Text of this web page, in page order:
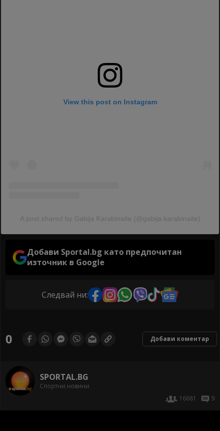
View this post on Instagram
A post shared by Gabija Karabinaite (@gabija.karabinaite)
Добави Sportal.bg като предпочитан
източник в Google
Следвай ни:
0 Добави коментар
SPORTAL.BG
Спортни новини
16681
9